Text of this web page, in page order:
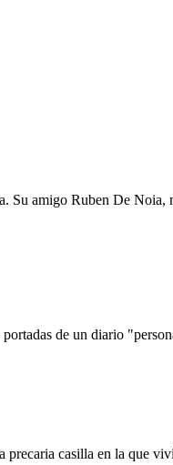
amigo Ruben De Noia,
de un diario
casilla en la que